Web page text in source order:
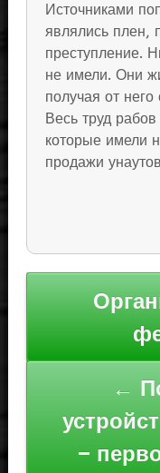
Источниками
являлись плен,
преступление.
не имели. Они
получая от
Весь труд
которые имели
продажи
Навигация
по
записям
←
–